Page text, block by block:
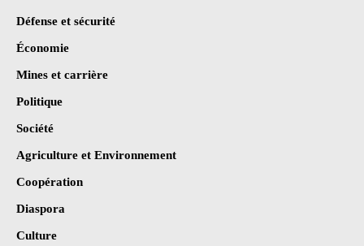
Défense et sécurité
Économie
Mines et carrière
Politique
Société
Agriculture et Environnement
Coopération
Diaspora
Culture